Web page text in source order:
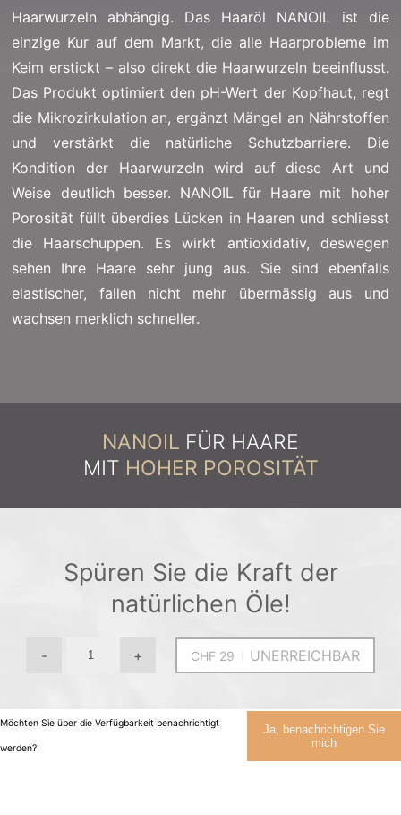
Haarwurzeln abhängig. Das Haaröl NANOIL ist die
einzige Kur auf dem Markt, die alle Haarprobleme im
Keim erstickt – also direkt die Haarwurzeln beeinflusst.
Das Produkt optimiert den pH-Wert der Kopfhaut, regt
die Mikrozirkulation an, ergänzt Mängel an Nährstoffen
und verstärkt die natürliche Schutzbarriere. Die
Kondition der Haarwurzeln wird auf diese Art und
Weise deutlich besser. NANOIL für Haare mit hoher
Porosität füllt überdies Lücken in Haaren und schliesst
die Haarschuppen. Es wirkt antioxidativ, deswegen
sehen Ihre Haare sehr jung aus. Sie sind ebenfalls
elastischer, fallen nicht mehr übermässig aus und
wachsen merklich schneller.
NANOIL FÜR HAARE
MIT HOHER POROSITÄT
Spüren Sie die Kraft der
natürlichen Öle!
- + UNERREICHBAR
Möchten Sie über die Verfügbarkeit benachrichtigt
werden?
Ja, benachrichtigen Sie
mich